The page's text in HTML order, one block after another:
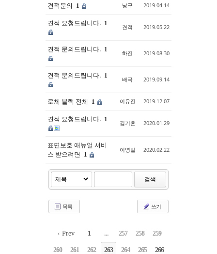
견적문의 1 낭구 2019.04.14
견적 요청드립니다. 1
견적 2019.05.22
견적 문의드립니다. 1
하진 2019.08.30
견적 문의드립니다. 1
배국 2019.09.14
로체 블랙 전체 1 이유진 2019.12.07
견적 요청드립니다. 1
김기훈 2020.01.29
표면보호 애뉴얼 서비
스 받으려면
1
이병일 2020.02.22
검색
목록 쓰기
‹ Prev 1 ... 257 258 259
260 261 262 263 264 265 266